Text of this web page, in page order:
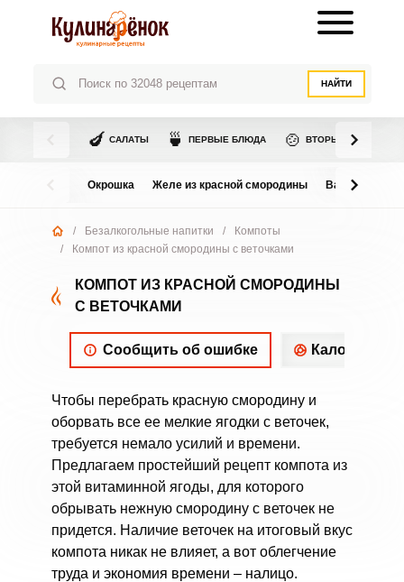
НАЙТИ
🍆 САЛАТЫ 🍵 ПЕРВЫЕ БЛЮДА 🍲 ВТОРЫЕ БЛЮДА
Окрошка Желе из красной смородины Варенье из
/ Безалкогольные напитки /
Компоты
/
Компот из красной смородины с веточками
КОМПОТ ИЗ КРАСНОЙ СМОРОДИНЫ
С ВЕТОЧКАМИ
Сообщить об ошибке
Чтобы перебрать красную смородину и
оборвать все ее мелкие ягодки с веточек,
требуется немало усилий и времени.
Предлагаем простейший рецепт компота из
этой витаминной ягоды, для которого
обрывать нежную смородину с веточек не
придется. Наличие веточек на итоговый вкус
компота никак не влияет, а вот облегчение
труда и экономия времени – налицо.